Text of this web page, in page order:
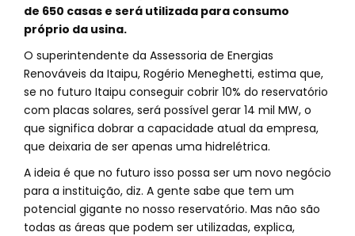
de 650 casas e será utilizada para consumo
próprio da usina.
O superintendente da Assessoria de Energias
Renováveis da Itaipu, Rogério Meneghetti, estima que,
se no futuro Itaipu conseguir cobrir 10% do reservatório
com placas solares, será possível gerar 14 mil MW, o
que significa dobrar a capacidade atual da empresa,
que deixaria de ser apenas uma hidrelétrica.
A ideia é que no futuro isso possa ser um novo negócio
para a instituição, diz. A gente sabe que tem um
potencial gigante no nosso reservatório. Mas não são
todas as áreas que podem ser utilizadas, explica,